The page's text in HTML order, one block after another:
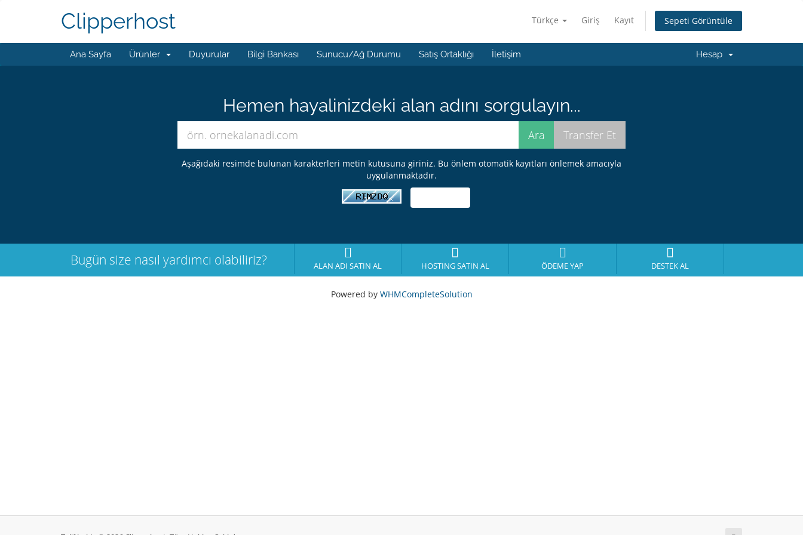
Türkçe Giriş Kayıt Sepeti Görüntüle
Clipperhost
Ana Sayfa Ürünler Duyurular Bilgi Bankası Sunucu/Ağ Durumu Satış Ortaklığı İletişim Hesap
Hemen hayalinizdeki alan adını sorgulayın...
Aşağıdaki resimde bulunan karakterleri metin kutusuna giriniz. Bu önlem otomatik kayıtları önlemek amacıyla
uygulanmaktadır.
Bugün size nasıl yardımcı olabiliriz? ALAN ADI SATIN AL HOSTING SATIN AL ÖDEME YAP DESTEK AL
Powered by WHMCompleteSolution